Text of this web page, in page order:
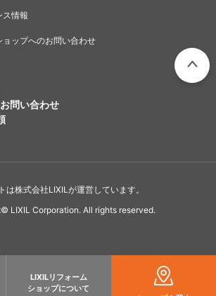
LIXILリフォーム
ショップについて
ス情報
ョップへのお問い合わせ
問い合わせ
は株式会社LIXILが運営しています。
LIXIL Corporation. All rights reserved.